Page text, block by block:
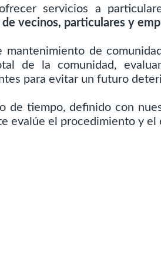
servicios a
vecinos, particulares y
mantenimiento de
de la comunidad,
para evitar un futuro
de tiempo, definido con
evalúe el procedimiento y